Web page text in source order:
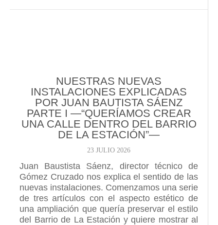
NUESTRAS NUEVAS
INSTALACIONES EXPLICADAS
POR JUAN BAUTISTA SÁENZ
PARTE I —“QUERÍAMOS CREAR
UNA CALLE DENTRO DEL BARRIO
DE LA ESTACIÓN”—
23 JULIO 2026
Juan Baustista Sáenz, director técnico de
Gómez Cruzado nos explica el sentido de las
nuevas instalaciones. Comenzamos una serie
de tres artículos con el aspecto estético de
una ampliación que quería preservar el estilo
del Barrio de La Estación y quiere mostrar al